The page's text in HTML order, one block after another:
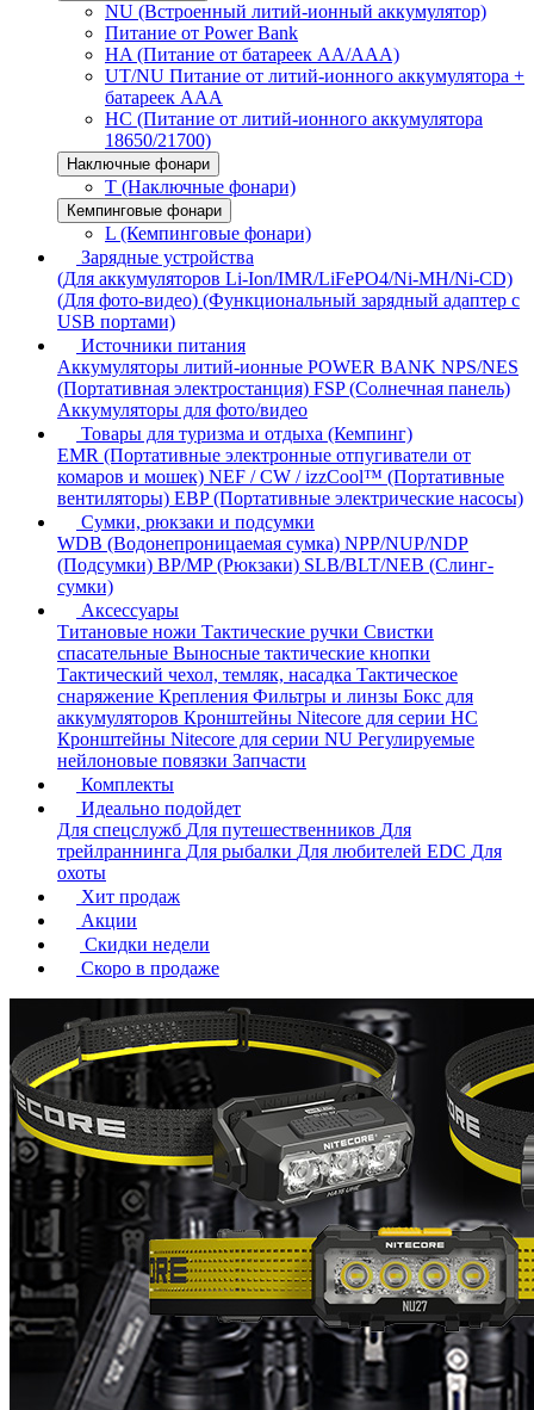
NU (Встроенный литий-ионный аккумулятор)
Питание от Power Bank
HA (Питание от батареек AA/AAA)
UT/NU Питание от литий-ионного аккумулятора +
батареек AAA
HC (Питание от литий-ионного аккумулятора
18650/21700)
Наключные фонари
T (Наключные фонари)
Кемпинговые фонари
L (Кемпинговые фонари)
Зарядные устройства
(Для аккумуляторов Li-Ion/IMR/LiFePO4/Ni-MH/Ni-CD)
(Для фото-видео) (Функциональный зарядный адаптер с
USB портами)
Источники питания
Аккумуляторы литий-ионные POWER BANK NPS/NES
(Портативная электростанция) FSP (Солнечная панель)
Аккумуляторы для фото/видео
Товары для туризма и отдыха (Кемпинг)
EMR (Портативные электронные отпугиватели от
комаров и мошек) NEF / CW / izzCool™ (Портативные
вентиляторы) EBP (Портативные электрические насосы)
Сумки, рюкзаки и подсумки
WDB (Водонепроницаемая сумка) NPP/NUP/NDP
(Подсумки) BP/MP (Рюкзаки) SLB/BLT/NEB (Слинг-
сумки)
Аксессуары
Титановые ножи Тактические ручки Свистки
спасательные Выносные тактические кнопки
Тактический чехол, темляк, насадка Тактическое
снаряжение Крепления Фильтры и линзы Бокс для
аккумуляторов Кронштейны Nitecore для серии HС
Кронштейны Nitecore для серии NU Регулируемые
нейлоновые повязки Запчасти
Комплекты
Идеально подойдет
Для спецслужб Для путешественников Для
трейлраннинга Для рыбалки Для любителей EDC Для
охоты
Хит продаж
Акции
Скидки недели
Скоро в продаже